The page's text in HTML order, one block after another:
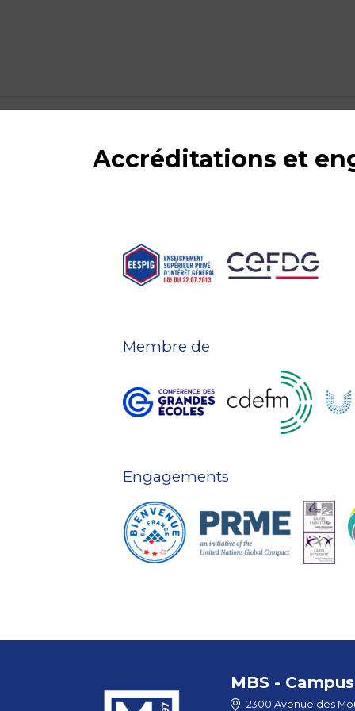
Accréditations et
Membre de
Engagements
MBS -
2300 Avenue des